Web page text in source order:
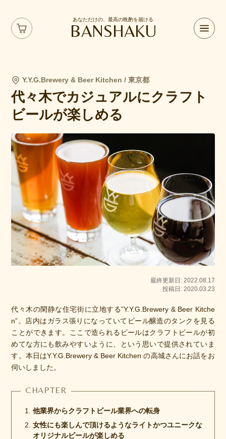
あなただけの、最高の晩酌を届ける
BANSHAKU
Y.Y.G.Brewery & Beer Kitchen / 東京都
代々木でカジュアルにクラフト
ビールが楽しめる
最終更新日: 2022.08.17
投稿日: 2020.03.23
代々木の閑静な住宅街に立地する”Y.Y.G.Brewery & Beer Kitche
n”。店内はガラス張りになっていてビール醸造のタンクを見る
ことができます。ここで造られるビールはクラフトビールが初
めてな方にも飲みやすいように、という思いで提供されていま
す。本日はY.Y.G.Brewery & Beer Kitchen の高城さんにお話をお
伺いしました。
他業界からクラフトビール業界への転身
女性にも楽しんで頂けるようなライトかつユニークな
オリジナルビールが楽しめる